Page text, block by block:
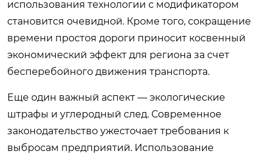
использования технологии с модификатором
становится очевидной. Кроме того, сокращение
времени простоя дороги приносит косвенный
экономический эффект для региона за счет
бесперебойного движения транспорта.
Еще один важный аспект — экологические
штрафы и углеродный след. Современное
законодательство ужесточает требования к
выбросам предприятий. Использование